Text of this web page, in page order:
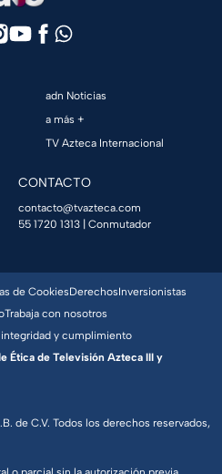
adn Noticias
a más +
TV Azteca Internacional
CONTACTO
contacto@tvazteca.com
55 1720 1313 | Conmutador
de C.V. Todos los derechos reservados,
de CookiesDerechosInversionistas
Trabaja con nosotros
integridad y cumplimiento
Ética de Televisión Azteca III y